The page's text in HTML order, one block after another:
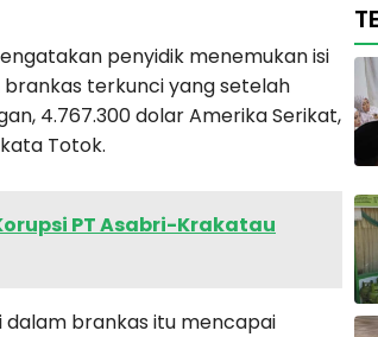
penyidik menemukan isi
terkunci yang setelah
4.767.300 dolar Amerika Serikat,
Totok.
PT Asabri-Krakatau
brankas itu mencapai